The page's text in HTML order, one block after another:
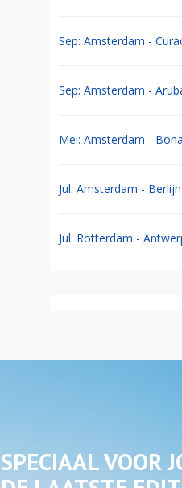
Sep: Amsterdam -
Sep: Amsterdam -
Mei: Amsterdam -
Jul: Amsterdam -
Jul: Rotterdam -
SPECIAAL VOOR